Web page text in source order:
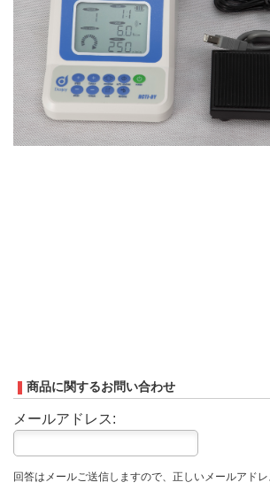
商品に関するお問い合わせ
メールアドレス:
回答はメールご送信しますので、正しいメールアド